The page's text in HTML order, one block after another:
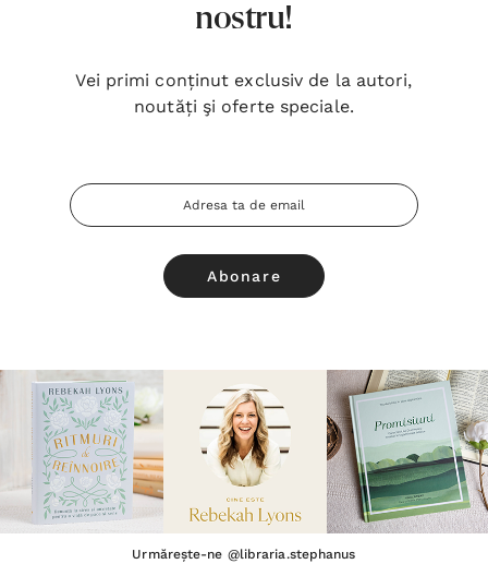
nostru!
Vei primi conținut exclusiv de la autori,
noutăți şi oferte speciale.
Adresa
Email
Urmărește-ne @libraria.stephanus